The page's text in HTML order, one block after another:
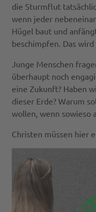
die Sturmflut
wenn jeder
Hügel baut und
beschimpfen. Das
Junge Menschen
überhaupt noch
eine Zukunft? Haben
dieser Erde? Warum
wollen, wenn sowieso
Christen müssen hier